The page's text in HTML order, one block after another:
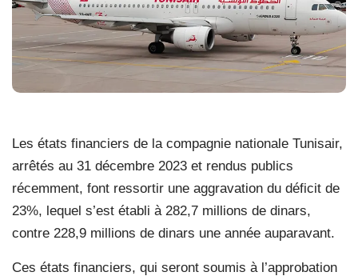
Les états financiers de la compagnie nationale Tunisair,
arrêtés au 31 décembre 2023 et rendus publics
récemment, font ressortir une aggravation du déficit de
23%, lequel s’est établi à 282,7 millions de dinars,
contre 228,9 millions de dinars une année auparavant.
Ces états financiers, qui seront soumis à l’approbation